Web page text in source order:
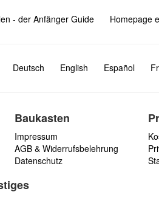
- der Anfänger Guide Homepage
Deutsch English Español
Baukasten
Impressum
AGB & Widerrufsbelehrung
Datenschutz